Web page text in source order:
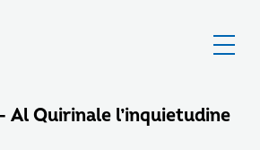
Al Quirinale l’inquietudine